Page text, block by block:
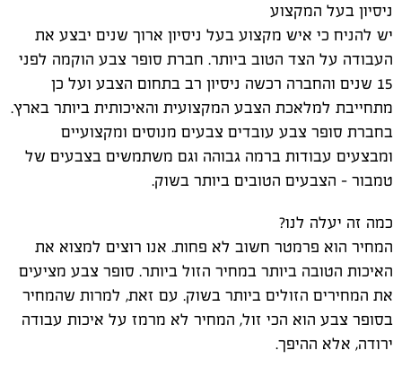
ניסיון בעל המקצוע
יש להניח כי איש מקצוע בעל ניסיון ארוך שנים יבצע את
העבודה על הצד הטוב ביותר. חברת סופר צבע הוקמה לפני
15 שנים והחברה רכשה ניסיון רב בתחום הצבע ועל כן
מתחייבת למלאכת הצבע המקצועית והאיכותית ביותר בארץ.
בחברת סופר צבע עובדים צבעים מנוסים ומקצועיים
ומבצעים עבודות ברמה גבוהה וגם משתמשים בצבעים של
טמבור – הצבעים הטובים ביותר בשוק.
כמה זה יעלה לנו?
המחיר הוא פרמטר חשוב לא פחות. אנו רוצים למצוא את
האיכות הטובה ביותר במחיר הזול ביותר. סופר צבע מציעים
את המחירים הזולים ביותר בשוק. עם זאת, למרות שהמחיר
בסופר צבע הוא הכי זול, המחיר לא מרמז על איכות עבודה
ירודה, אלא ההיפך.